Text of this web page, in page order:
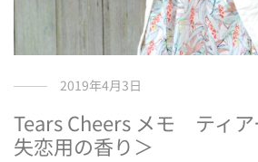
2019年4月3日
Tears Cheers メモ ティア
失恋用の香り＞